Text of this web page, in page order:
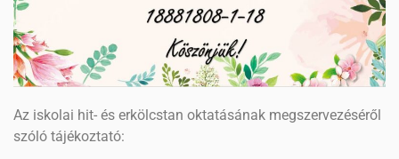
Az iskolai hit- és erkölcstan oktatásának megszervezéséről
szóló tájékoztató: